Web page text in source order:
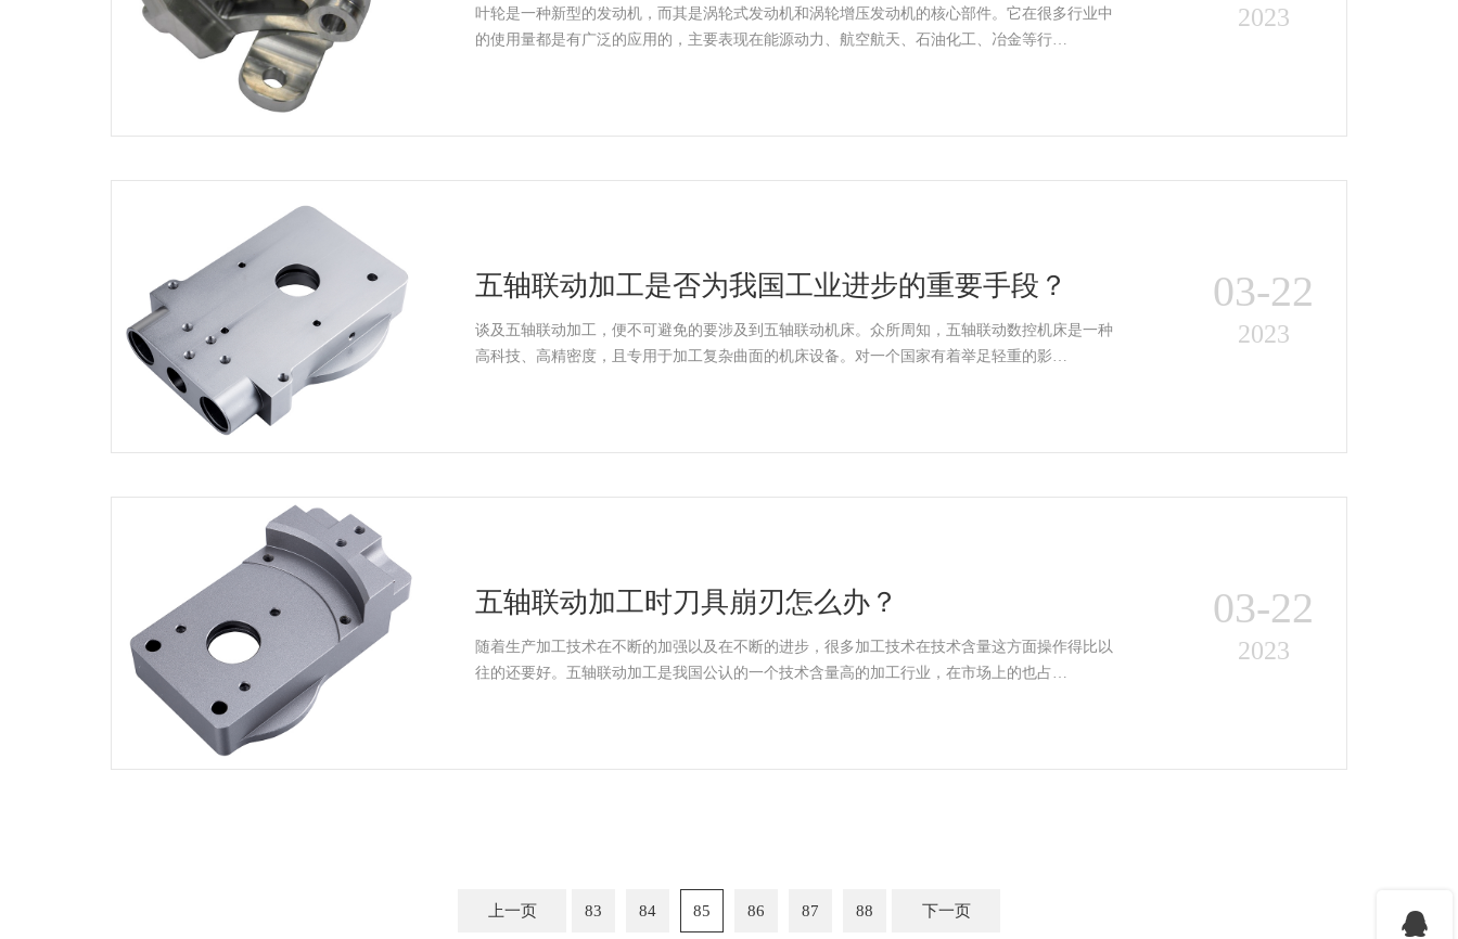
叶轮是一种新型的发动机，而其是涡轮式发动机和涡轮增压发动机的核心部件。它在很多行业中
的使用量都是有广泛的应用的，主要表现在能源动力、航空航天、石油化工、冶金等行…
2023
五轴联动加工是否为我国工业进步的重要手段？
谈及五轴联动加工，便不可避免的要涉及到五轴联动机床。众所周知，五轴联动数控机床是一种
高科技、高精密度，且专用于加工复杂曲面的机床设备。对一个国家有着举足轻重的影…
03-22
2023
五轴联动加工时刀具崩刃怎么办？
随着生产加工技术在不断的加强以及在不断的进步，很多加工技术在技术含量这方面操作得比以
往的还要好。五轴联动加工是我国公认的一个技术含量高的加工行业，在市场上的也占…
03-22
2023
上一页 83 84 85 86 87 88 下一页
